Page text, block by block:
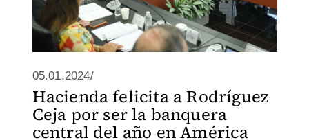
05.01.2024/
Hacienda felicita a Rodríguez
Ceja por ser la banquera
central del año en América